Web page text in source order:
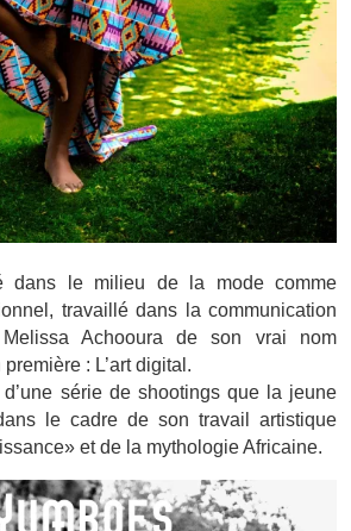
dans le milieu de la mode comme
travaillé dans la communication
Melissa Achooura de son vrai nom
: L’art digital.
série de shootings que la jeune
le cadre de son travail artistique
et de la mythologie Africaine.